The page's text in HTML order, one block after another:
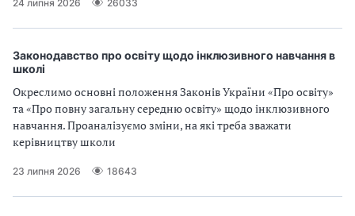
24 липня 2026 26033
Законодавство про освіту щодо інклюзивного навчання в
школі
Окреслимо основні положення Законів України «Про освіту»
та «Про повну загальну середню освіту» щодо інклюзивного
навчання. Проаналізуємо зміни, на які треба зважати
керівництву школи
23 липня 2026 18643